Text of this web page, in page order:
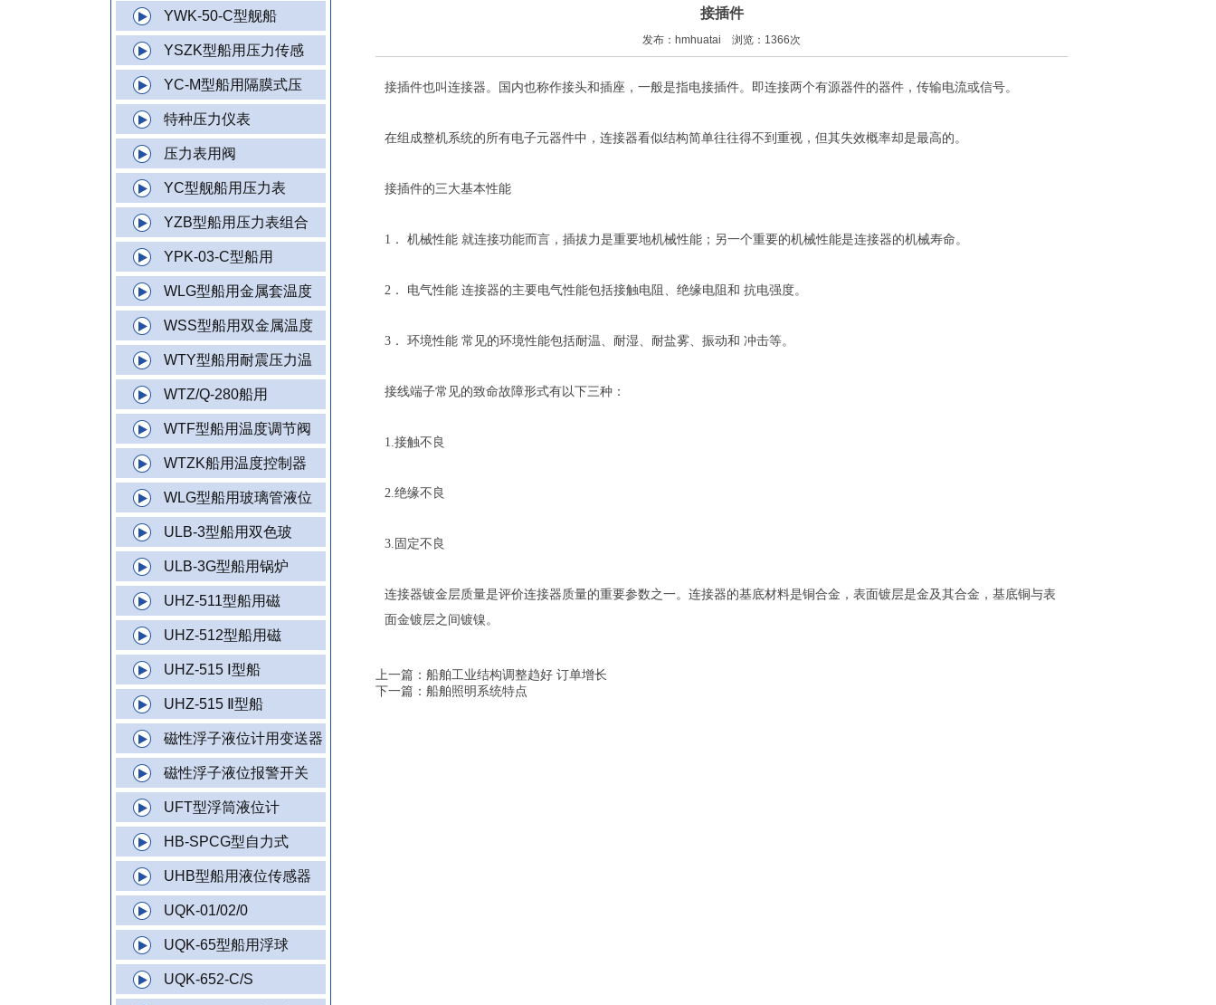
YWK-50-C型舰船
YSZK型船用压力传感
YC-M型船用隔膜式压
特种压力仪表
压力表用阀
YC型舰船用压力表
YZB型船用压力表组合
YPK-03-C型船用
WLG型船用金属套温度
WSS型船用双金属温度
WTY型船用耐震压力温
WTZ/Q-280船用
WTF型船用温度调节阀
WTZK船用温度控制器
WLG型船用玻璃管液位
ULB-3型船用双色玻
ULB-3G型船用锅炉
UHZ-511型船用磁
UHZ-512型船用磁
UHZ-515 Ⅰ型船
UHZ-515 Ⅱ型船
磁性浮子液位计用变送器
磁性浮子液位报警开关
UFT型浮筒液位计
HB-SPCG型自力式
UHB型船用液位传感器
UQK-01/02/0
UQK-65型船用浮球
UQK-652-C/S
接插件
发布：hmhuatai 浏览：1366次
接插件也叫连接器。国内也称作接头和插座，一般是指电接插件。即连接两个有源器件的器件，传输电流或信号。
在组成整机系统的所有电子元器件中，连接器看似结构简单往往得不到重视，但其失效概率却是最高的。
接插件的三大基本性能
1． 机械性能 就连接功能而言，插拔力是重要地机械性能；另一个重要的机械性能是连接器的机械寿命。
2． 电气性能 连接器的主要电气性能包括接触电阻、绝缘电阻和 抗电强度。
3． 环境性能 常见的环境性能包括耐温、耐湿、耐盐雾、振动和 冲击等。
接线端子常见的致命故障形式有以下三种：
1.接触不良
2.绝缘不良
3.固定不良
连接器镀金层质量是评价连接器质量的重要参数之一。连接器的基底材料是铜合金，表面镀层是金及其合金，基底铜与表
面金镀层之间镀镍。
上一篇：船舶工业结构调整趋好 订单增长
下一篇：船舶照明系统特点